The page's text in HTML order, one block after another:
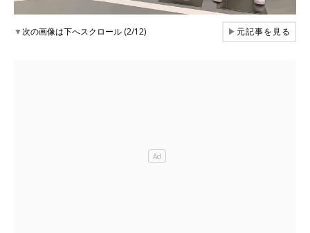
▼次の画像は下へスクロール (2/12) ▶元記事を見る